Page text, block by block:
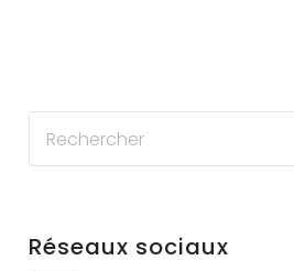
Réseaux sociaux